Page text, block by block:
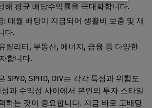
해 평균 배당수익률을 극대화합니다.
: 매월 배당이 지급되어 생활비 보충 및 재
다.
틸리티, 부동산, 에너지, 금융 등 다양한
합니다.
SPYD, SPHD, DIV는 각각 특성과 위험도
과 수익성 사이에서 본인의 투자 스타일
하는 것이 중요합니다. 지금 바로 고배당